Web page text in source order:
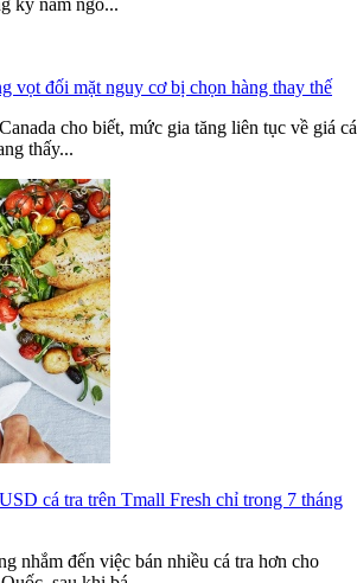
vọt đối mặt nguy cơ bị chọn hàng thay thế
cho biết, mức gia tăng liên tục về giá cá
thấy...